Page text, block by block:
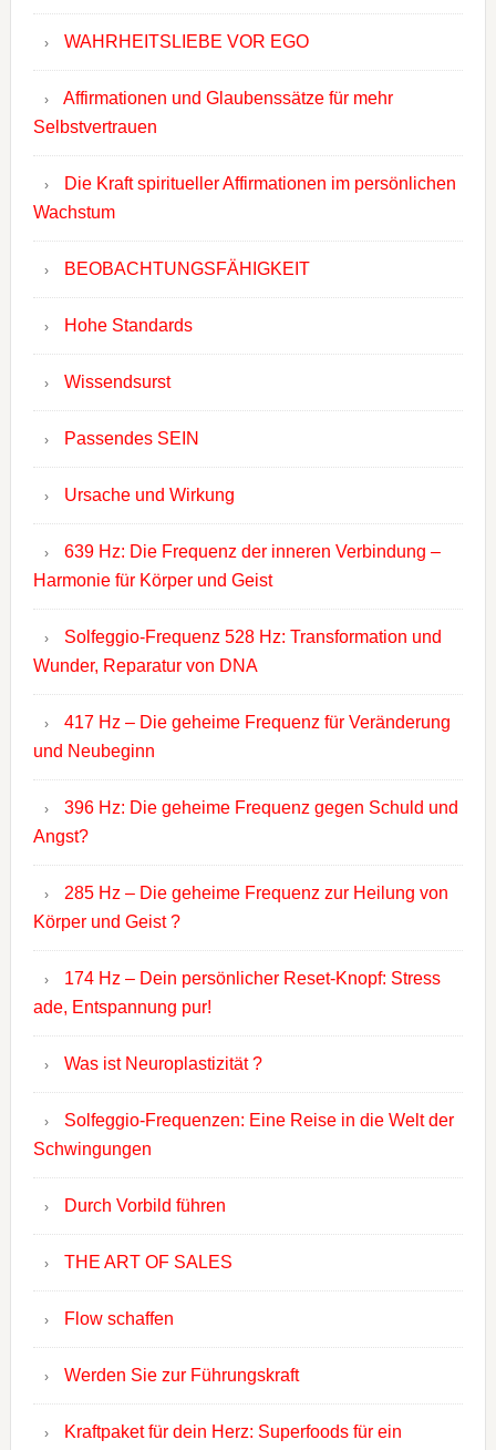
WAHRHEITSLIEBE VOR EGO
Affirmationen und Glaubenssätze für mehr
Selbstvertrauen
Die Kraft spiritueller Affirmationen im persönlichen
Wachstum
BEOBACHTUNGSFÄHIGKEIT
Hohe Standards
Wissendsurst
Passendes SEIN
Ursache und Wirkung
639 Hz: Die Frequenz der inneren Verbindung –
Harmonie für Körper und Geist
Solfeggio-Frequenz 528 Hz: Transformation und
Wunder, Reparatur von DNA
417 Hz – Die geheime Frequenz für Veränderung
und Neubeginn
396 Hz: Die geheime Frequenz gegen Schuld und
Angst?
285 Hz – Die geheime Frequenz zur Heilung von
Körper und Geist ?
174 Hz – Dein persönlicher Reset-Knopf: Stress
ade, Entspannung pur!
Was ist Neuroplastizität ?
Solfeggio-Frequenzen: Eine Reise in die Welt der
Schwingungen
Durch Vorbild führen
THE ART OF SALES
Flow schaffen
Werden Sie zur Führungskraft
Kraftpaket für dein Herz: Superfoods für ein